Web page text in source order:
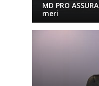
MD PRO
meri